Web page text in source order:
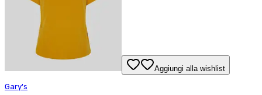
Aggiungi alla wishlist
Gary's